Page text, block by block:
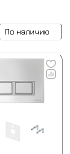
По наличию